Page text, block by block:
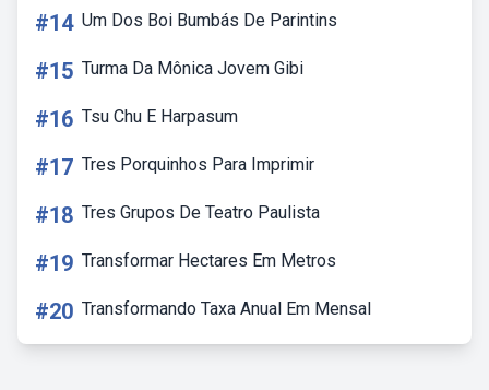
#14 Um Dos Boi Bumbás De Parintins
#15 Turma Da Mônica Jovem Gibi
#16 Tsu Chu E Harpasum
#17 Tres Porquinhos Para Imprimir
#18 Tres Grupos De Teatro Paulista
#19 Transformar Hectares Em Metros
#20 Transformando Taxa Anual Em Mensal